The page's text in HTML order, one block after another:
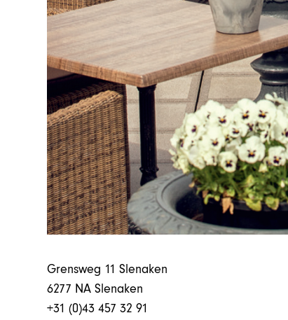
Grensweg 11 Slenaken
6277 NA Slenaken
+31 (0)43 457 32 91